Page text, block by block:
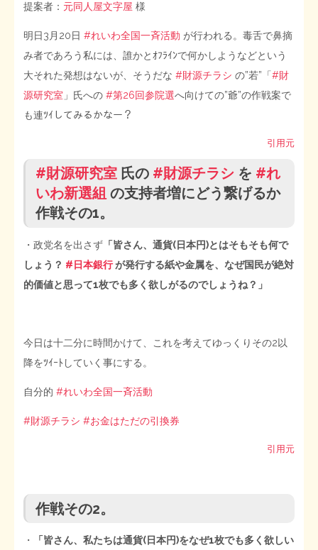
たかの経世済民イラスト集
用語集
提案者： 元同人屋文字屋 様
明日3月20日#れいわ全国一斉活動 が行われる。毒舌で鼻摘
み者であろう私には、誰かとｵﾌﾗｲﾝで何かしようなどという
大それた発想はないが、そうだな #財源チラシ の”若”「#財
源研究室 」氏への#第26回参院選へ向けての”爺”の作戦案で
も連ﾂｲしてみるかなー？
引用元
#財源研究室 氏の #財源チラシ を #れ
いわ新選組 の支持者増にどう繋げるか
作戦その1。
・政党名を出さず 「皆さん、通貨(日本円)とはそもそも何で
しょう？ #日本銀行が発行する紙や金属を、なぜ国民が絶対
的価値と思って1枚でも多く欲しがるのでしょうね？」
今日は十二分に時間かけて、これを考えてゆっくりその2以
降をﾂｲｰﾄしていく事にする。
自分的#れいわ全国一斉活動
#財源チラシ #お金はただの引換券
引用元
作戦その2。
・
「皆さん、私たちは通貨(日本円)をなぜ1枚でも多く欲しい